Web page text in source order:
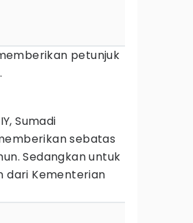
petunjuk
Sumadi
sebatas
Sedangkan untuk
dari Kementerian